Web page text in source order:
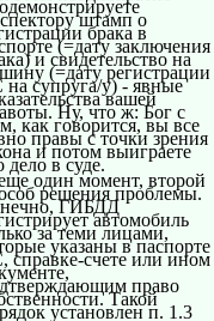
штамп о
брака в
(=дату заключения
и свидетельство на
(=дату регистрации
супруга/у) - явные
вашей
Ну, что ж: Бог с
как говорится, вы все
правы с точки зрения
и потом выиграете
дело в суде.
один момент, второй
решения проблемы.
ГИБДД
автомобиль
за теми лицами,
указаны в паспорте
справке-счете или ином
право
Такой
установлен п. 1.3